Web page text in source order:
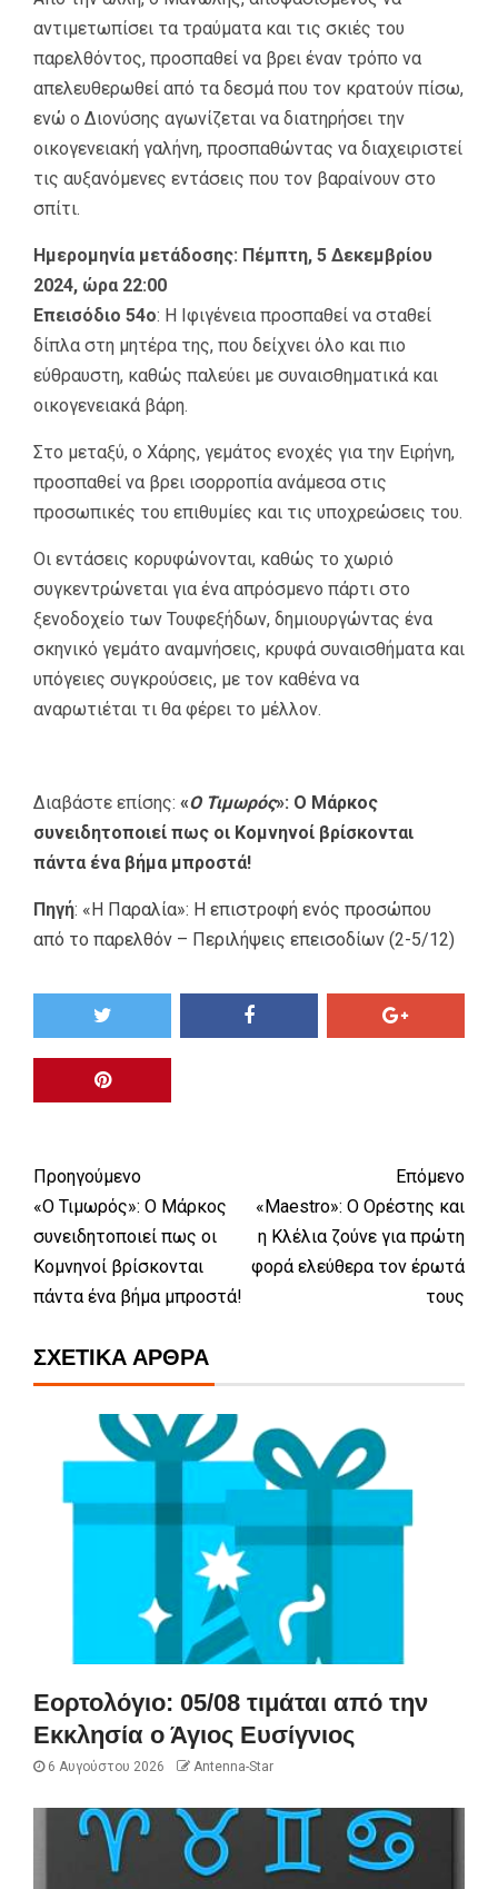
αντιμετωπίσει τα τραύματα και τις σκιές του
παρελθόντος, προσπαθεί να βρει έναν τρόπο να
απελευθερωθεί από τα δεσμά που τον κρατούν πίσω,
ενώ ο Διονύσης αγωνίζεται να διατηρήσει την
οικογενειακή γαλήνη, προσπαθώντας να διαχειριστεί
τις αυξανόμενες εντάσεις που τον βαραίνουν στο
σπίτι.
Ημερομηνία μετάδοσης: Πέμπτη, 5 Δεκεμβρίου
2024, ώρα 22:00
Επεισόδιο 54ο: Η Ιφιγένεια προσπαθεί να σταθεί
δίπλα στη μητέρα της, που δείχνει όλο και πιο
εύθραυστη, καθώς παλεύει με συναισθηματικά και
οικογενειακά βάρη.
Στο μεταξύ, ο Χάρης, γεμάτος ενοχές για την Ειρήνη,
προσπαθεί να βρει ισορροπία ανάμεσα στις
προσωπικές του επιθυμίες και τις υποχρεώσεις του.
Οι εντάσεις κορυφώνονται, καθώς το χωριό
συγκεντρώνεται για ένα απρόσμενο πάρτι στο
ξενοδοχείο των Τουφεξήδων, δημιουργώντας ένα
σκηνικό γεμάτο αναμνήσεις, κρυφά συναισθήματα και
υπόγειες συγκρούσεις, με τον καθένα να
αναρωτιέται τι θα φέρει το μέλλον.
Διαβάστε επίσης: «Ο Τιμωρός»: Ο Μάρκος
συνειδητοποιεί πως οι Κομνηνοί βρίσκονται
πάντα ένα βήμα μπροστά!
Πηγή: «Η Παραλία»: Η επιστροφή ενός προσώπου
από το παρελθόν – Περιλήψεις επεισοδίων (2-5/12)
Προηγούμενο
«Ο Τιμωρός»: Ο Μάρκος
συνειδητοποιεί πως οι
Κομνηνοί βρίσκονται
πάντα ένα βήμα μπροστά!
Επόμενο
«Maestro»: Ο Ορέστης και
η Κλέλια ζούνε για πρώτη
φορά ελεύθερα τον έρωτά
τους
ΣΧΕΤΙΚΆ ΆΡΘΡΑ
Εορτολόγιο: 05/08 τιμάται από την
Εκκλησία ο Άγιος Ευσίγνιος
6 Αυγούστου 2026 Antenna-Star